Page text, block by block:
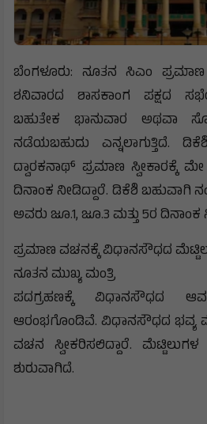
ಬೆಂಗಳೂರು: ನೂತನ ಸಿಎಂ
ಶನಿವಾರದ ಶಾಸಕಾಂಗ ಪಕ್ಷದ
ಬಹುತೇಕ ಭಾನುವಾರ ಅಥವಾ
ನಡೆಯಬಹುದು ಎನ್ನಲಾಗುತ್ತಿದೆ.
ದ್ವಾರಕನಾಥ್ ಪ್ರಮಾಣ ಸ್ವೀಕಾರಕ್ಕೆ
ದಿನಾಂಕ ನೀಡಿದ್ದಾರೆ. ಡಿಕೆಶಿ ಬಹುವಾಗಿ
ಅವರು ಜೂ.1, ಜೂ.3 ಮತ್ತು 5ರ ದಿನಾಂಕ
ಪ್ರಮಾಣ ವಚನಕ್ಕೆ ವಿಧಾನಸೌಧದ
ನೂತನ ಮುಖ್ಯ ಮಂತ್ರಿ
ಪದಗ್ರಹಣಕ್ಕೆ ವಿಧಾನಸೌಧದ
ಆರಂಭಗೊಂಡಿವೆ. ವಿಧಾನಸೌಧದ ಭವ್ಯ
ವಚನ ಸ್ವೀಕರಿಸಲಿದ್ದಾರೆ.
ಶುರುವಾಗಿದೆ.